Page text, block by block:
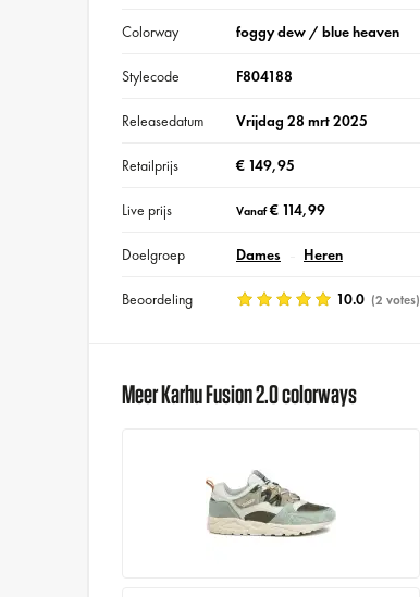
Colorway foggy dew / blue heaven
Stylecode F804188
Releasedatum Vrijdag 28 mrt 2025
Retailprijs € 149,95
Live prijs Vanaf€ 114,99
Doelgroep Dames Heren
Beoordeling 10.0 (2 votes)
Meer Karhu Fusion 2.0 colorways